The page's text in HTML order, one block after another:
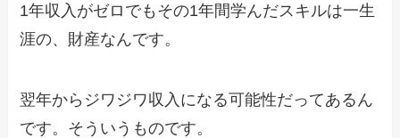
1年収入がゼロでもその1年間学んだスキルは一生
涯の、財産なんです。
翌年からジワジワ収入になる可能性だってあるん
です。そういうものです。